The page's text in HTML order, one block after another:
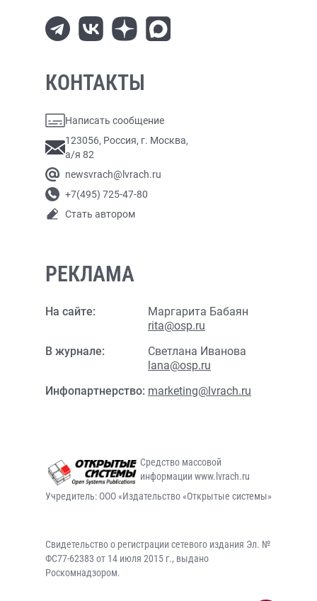
КОНТАКТЫ
Написать сообщение
123056, Россия, г. Москва,
а/я 82
newsvrach@lvrach.ru
+7(495) 725-47-80
Стать автором
РЕКЛАМА
На сайте:
Маргарита Бабаян
rita@osp.ru
В журнале:
Светлана Иванова
lana@osp.ru
Инфопартнерство: marketing@lvrach.ru
Средство массовой
информации www.lvrach.ru
Учредитель: ООО «Издательство «Открытые системы»
Свидетельство о регистрации сетевого издания Эл. №
ФС77-62383 от 14 июля 2015 г., выдано
Роскомнадзором.